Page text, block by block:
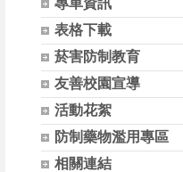
專車資訊
表格下載
菸害防制教育
友善校園宣導
活動花絮
防制藥物濫用專區
相關連結